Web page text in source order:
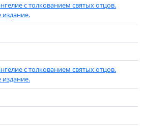
с толкованием святых отцов.
издание.
с толкованием святых отцов.
издание.